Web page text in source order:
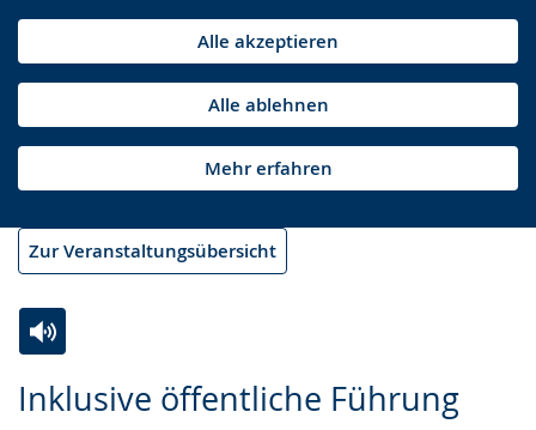
Alle akzeptieren
Alle ablehnen
Mehr erfahren
Zur Veranstaltungsübersicht
Inklusive öffentliche Führung
Leichten
Audio-
Video